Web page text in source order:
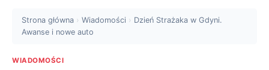
Strona główna › Wiadomości › Dzień Strażaka w Gdyni.
Awanse i nowe auto
WIADOMOŚCI